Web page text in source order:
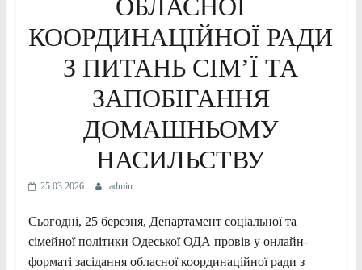
ОБЛАСНОЇ
КООРДИНАЦІЙНОЇ РАДИ
З ПИТАНЬ СІМ’Ї ТА
ЗАПОБІГАННЯ
ДОМАШНЬОМУ
НАСИЛЬСТВУ
25.03.2026 admin
Сьогодні, 25 березня, Департамент соціальної та
сімейної політики Одеської ОДА провів у онлайн-
форматі засідання обласної координаційної ради з